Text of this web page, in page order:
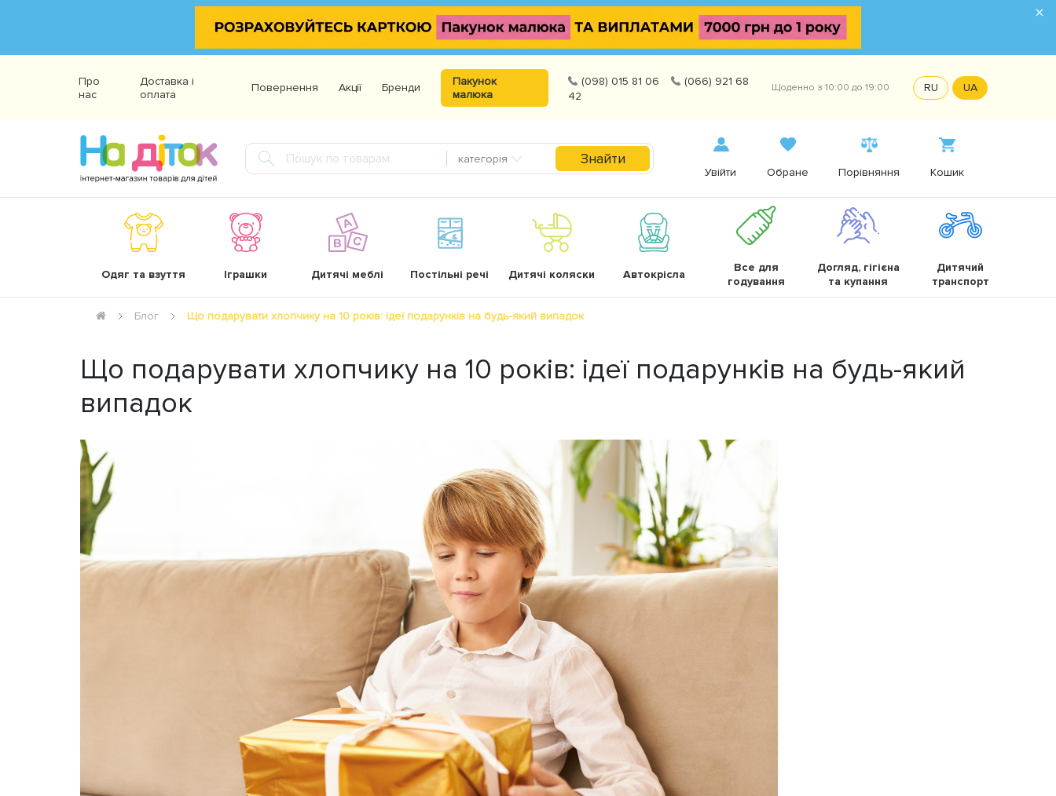
×
Про
нас
Доставка і
оплата
Повернення Акції Бренди
Пакунок
малюка
(098) 015 81 06
(066) 921 68
42
Щоденно з 10:00 до 19:00 RU UA
категорія Знайти
Увійти Обране Порівняння Кошик
Одяг та взуття Іграшки Дитячі меблі Постільні речі Дитячі коляски Автокрісла
Все для
годування
Догляд, гігієна
та купання
Дитячий
транспорт
Блог Що подарувати хлопчику на 10 років: ідеї подарунків на будь-який випадок
Що подарувати хлопчику на 10 років: ідеї подарунків на будь-який
випадок